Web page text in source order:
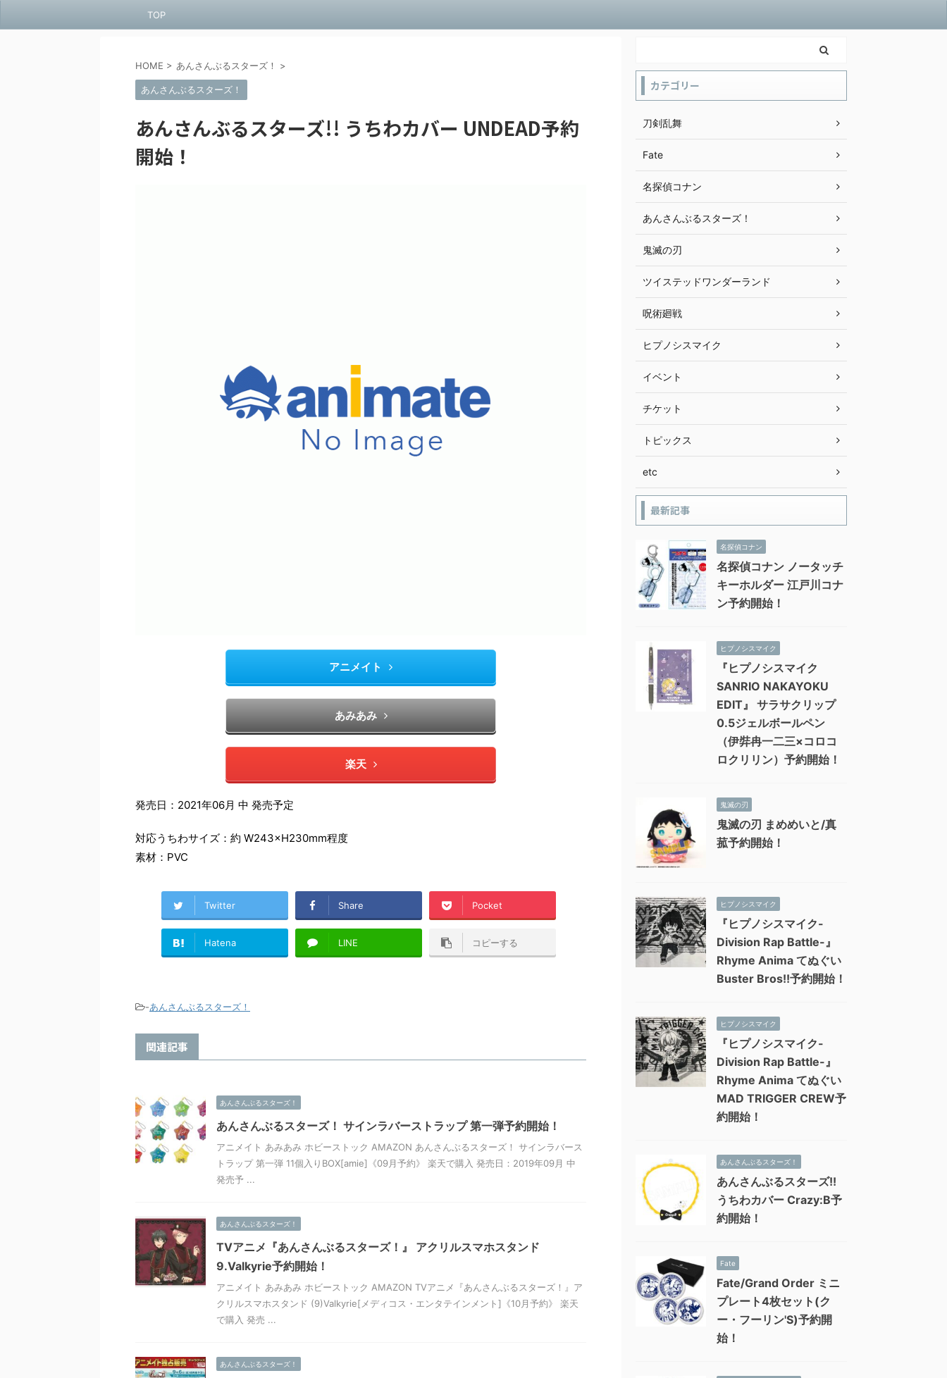
TOP
HOME > あんさんぶるスターズ！ >
あんさんぶるスターズ！
あんさんぶるスターズ!! うちわカバー UNDEAD予約
開始！
アニメイト
あみあみ
楽天
発売日：2021年06月 中 発売予定
対応うちわサイズ：約 W243×H230mm程度
素材：PVC
Twitter Share Pocket
Hatena LINE コピーする
-あんさんぶるスターズ！
関連記事
あんさんぶるスターズ！
あんさんぶるスターズ！ サインラバーストラップ 第一弾予約開始！
アニメイト あみあみ ホビーストック AMAZON あんさんぶるスターズ！ サインラバース
トラップ 第一弾 11個入りBOX[amie]《09月予約》 楽天で購入 発売日：2019年09月 中
発売予 ...
あんさんぶるスターズ！
TVアニメ『あんさんぶるスターズ！』 アクリルスマホスタンド
9.Valkyrie予約開始！
アニメイト あみあみ ホビーストック AMAZON TVアニメ『あんさんぶるスターズ！』ア
クリルスマホスタンド (9)Valkyrie[メディコス・エンタテインメント]《10月予約》 楽天
で購入 発売 ...
あんさんぶるスターズ！
カテゴリー
刀剣乱舞
Fate
名探偵コナン
あんさんぶるスターズ！
鬼滅の刃
ツイステッドワンダーランド
呪術廻戦
ヒプノシスマイク
イベント
チケット
トピックス
etc
最新記事
名探偵コナン
名探偵コナン ノータッチ
キーホルダー 江戸川コナ
ン予約開始！
ヒプノシスマイク
『ヒプノシスマイク
SANRIO NAKAYOKU
EDIT』 サラサクリップ
0.5ジェルボールペン
（伊弉冉一二三×コロコ
ロクリリン）予約開始！
鬼滅の刃
鬼滅の刃 まめめいと/真
菰予約開始！
ヒプノシスマイク
『ヒプノシスマイク-
Division Rap Battle-』
Rhyme Anima てぬぐい
Buster Bros!!予約開始！
ヒプノシスマイク
『ヒプノシスマイク-
Division Rap Battle-』
Rhyme Anima てぬぐい
MAD TRIGGER CREW予
約開始！
あんさんぶるスターズ！
あんさんぶるスターズ!!
うちわカバー Crazy:B予
約開始！
Fate
Fate/Grand Order ミニ
プレート4枚セット(ク
ー・フーリン'S)予約開
始！